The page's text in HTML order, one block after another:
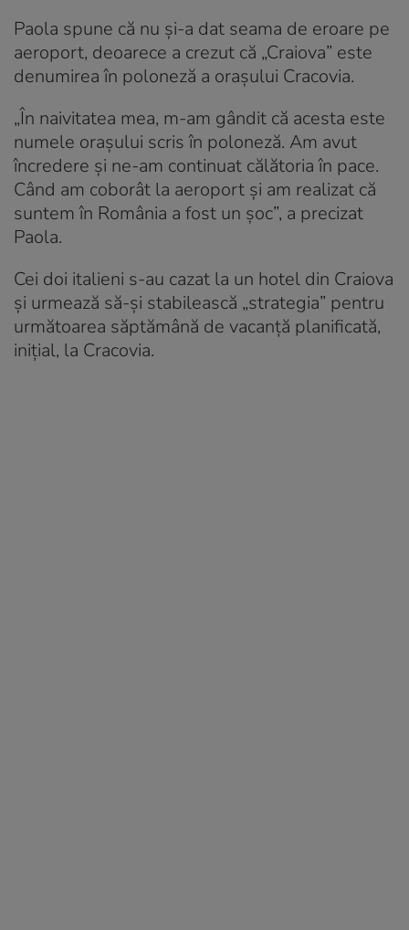
Paola spune că nu și-a dat seama de eroare pe
aeroport, deoarece a crezut că „Craiova” este
denumirea în poloneză a orașului Cracovia.
„În naivitatea mea, m-am gândit că acesta este
numele orașului scris în poloneză. Am avut
încredere și ne-am continuat călătoria în pace.
Când am coborât la aeroport și am realizat că
suntem în România a fost un șoc”, a precizat
Paola.
Cei doi italieni s-au cazat la un hotel din Craiova
și urmează să-și stabilească „strategia” pentru
următoarea săptămână de vacanță planificată,
inițial, la Cracovia.